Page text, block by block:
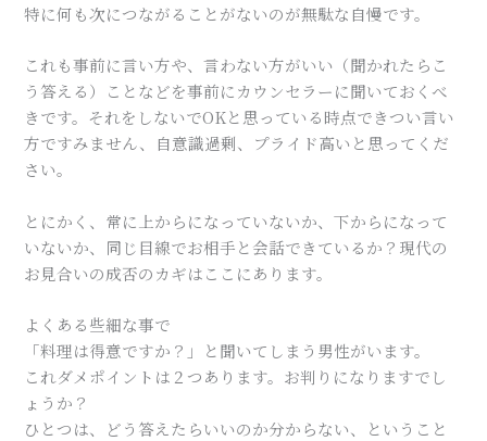
特に何も次につながることがないのが無駄な自慢です。
これも事前に言い方や、言わない方がいい（聞かれたらこ
う答える）ことなどを事前にカウンセラーに聞いておくべ
きです。それをしないでOKと思っている時点できつい言い
方ですみません、自意識過剰、プライド高いと思ってくだ
さい。
とにかく、常に上からになっていないか、下からになって
いないか、同じ目線でお相手と会話できているか？現代の
お見合いの成否のカギはここにあります。
よくある些細な事で
「料理は得意ですか？」と聞いてしまう男性がいます。
これダメポイントは２つあります。お判りになりますでし
ょうか？
ひとつは、どう答えたらいいのか分からない、ということ